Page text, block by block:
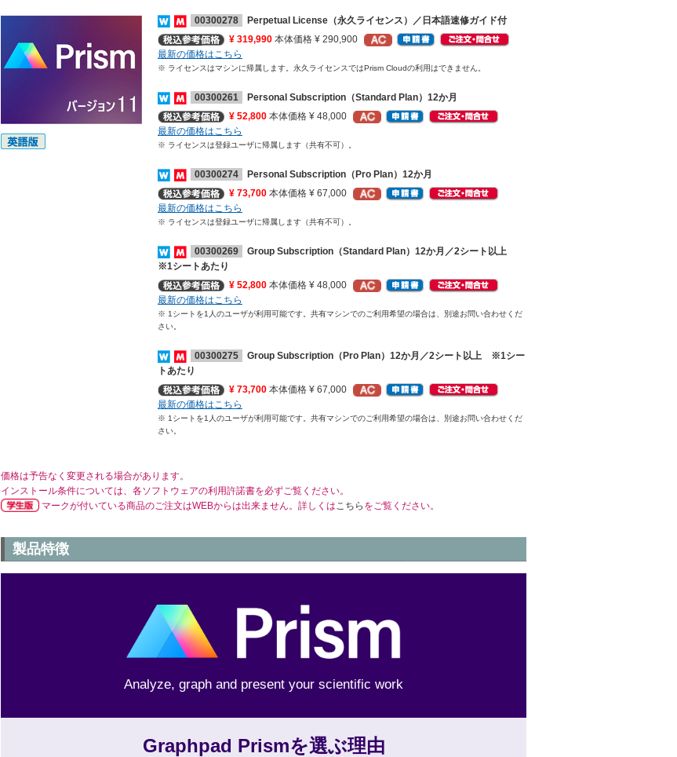
00300278
Perpetual License（永久ライセンス）／日本語速修ガイド付
¥ 319,990 本体価格 ¥ 290,900
最新の価格はこちら
※ ライセンスはマシンに帰属します。永久ライセンスではPrism Cloudの利用はできません。
00300261
Personal Subscription（Standard Plan）12か月
¥ 52,800 本体価格 ¥ 48,000
最新の価格はこちら
※ ライセンスは登録ユーザに帰属します（共有不可）。
00300274
Personal Subscription（Pro Plan）12か月
¥ 73,700 本体価格 ¥ 67,000
最新の価格はこちら
※ ライセンスは登録ユーザに帰属します（共有不可）。
00300269
Group Subscription（Standard Plan）12か月／2シート以上
※1シートあたり
¥ 52,800 本体価格 ¥ 48,000
最新の価格はこちら
※ 1シートを1人のユーザが利用可能です。共有マシンでのご利用希望の場合は、別途お問い合わせくだ
さい。
00300275
Group Subscription（Pro Plan）12か月／2シート以上 ※1シー
トあたり
¥ 73,700 本体価格 ¥ 67,000
最新の価格はこちら
※ 1シートを1人のユーザが利用可能です。共有マシンでのご利用希望の場合は、別途お問い合わせくだ
さい。
価格は予告なく変更される場合があります。
インストール条件については、各ソフトウェアの利用許諾書を必ずご覧ください。
マークが付いている商品のご注文はWEBからは出来ません。詳しくはこちら をご覧ください。
製品特徴
Analyze, graph and present your scientific work
Graphpad Prismを選ぶ理由